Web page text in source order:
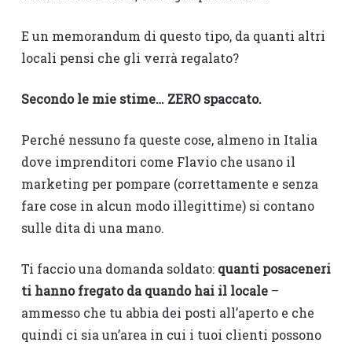
E un memorandum di questo tipo, da quanti altri
locali pensi che gli verrà regalato?
Secondo le mie stime… ZERO spaccato.
Perché nessuno fa queste cose, almeno in Italia
dove imprenditori come Flavio che usano il
marketing per pompare (correttamente e senza
fare cose in alcun modo illegittime) si contano
sulle dita di una mano.
Ti faccio una domanda soldato: quanti posaceneri
ti hanno fregato da quando hai il locale–
ammesso che tu abbia dei posti all’aperto e che
quindi ci sia un’area in cui i tuoi clienti possono